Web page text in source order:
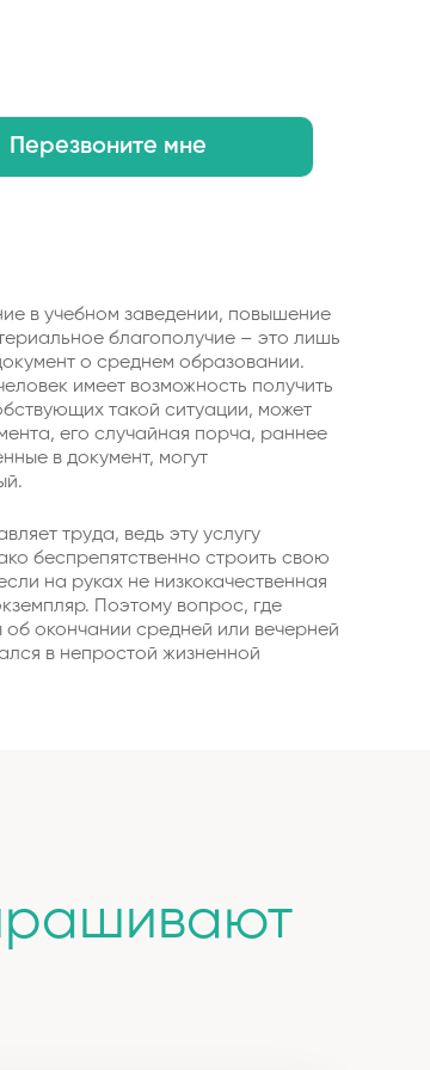
Перезвоните мне
в учебном заведении, повышение
благополучие – это лишь
о среднем образовании.
имеет возможность получить
такой ситуации, может
его случайная порча, раннее
в документ, могут
труда, ведь эту услугу
беспрепятственно строить свою
на руках не низкокачественная
Поэтому вопрос, где
окончании средней или вечерней
в непростой жизненной